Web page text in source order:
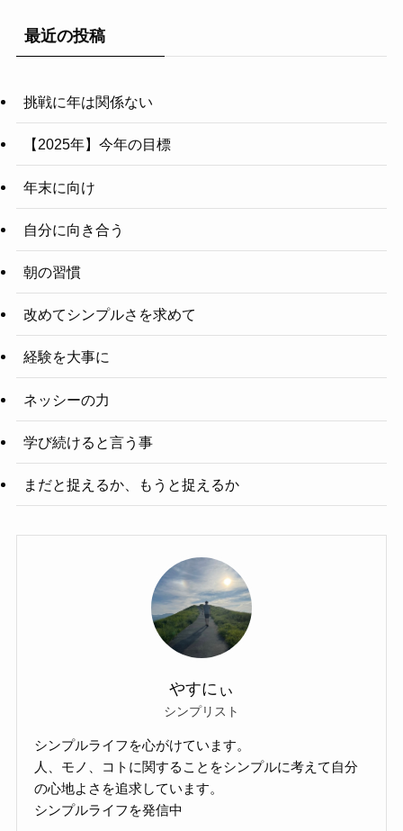
最近の投稿
挑戦に年は関係ない
【2025年】今年の目標
年末に向け
自分に向き合う
朝の習慣
改めてシンプルさを求めて
経験を大事に
ネッシーの力
学び続けると言う事
まだと捉えるか、もうと捉えるか
やすにぃ
シンプリスト
シンプルライフを心がけています。
人、モノ、コトに関することをシンプルに考えて自分
の心地よさを追求しています。
シンプルライフを発信中